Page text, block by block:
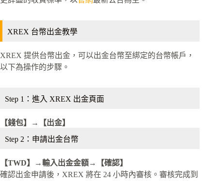
XREX 台幣出金教學
XREX 提供台幣出金，可以出金台幣至綁定的台幣帳戶，
以下為操作的步驟。
Step 1：進入 XREX 出金頁面
【錢包】→【出金】
Step 2：申請出金台幣
【TWD】→輸入出金金額→【確認】
確認出金申請後，XREX 將在 24 小時內審核。審核完成到